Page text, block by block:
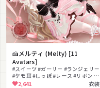
🍰メルティ (Melty) [11
Avatars]
#スイーツ #ガーリー #ランジェリー
#ケモ耳 #しっぽ #レース #リボン #
ロリータ #ボンデージ #MA対応
2,641 衣装